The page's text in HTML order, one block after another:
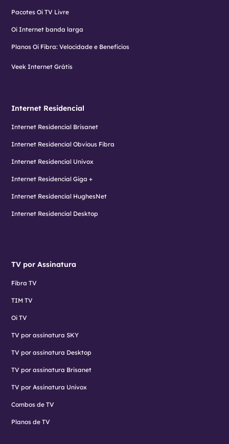
Pacotes Oi TV Livre
Oi Internet banda larga
Planos Oi Fibra: Velocidade e Benefícios
Veek Internet Grátis
Internet Residencial
Internet Residencial Brisanet
Internet Residencial Obvious Fibra
Internet Residencial Univox
Internet Residencial Giga +
Internet Residencial HughesNet
Internet Residencial Desktop
TV por Assinatura
Fibra TV
TIM TV
Oi TV
TV por assinatura SKY
TV por assinatura Desktop
TV por assinatura Brisanet
TV por Assinatura Univox
Combos de TV
Planos de TV